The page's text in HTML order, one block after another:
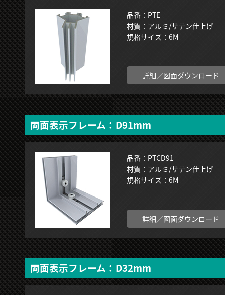
品番：PTE
材質：アルミ/サテン仕上げ
規格サイズ：6M
詳細／図面ダウンロード
両面表示フレーム：D91mm
品番：PTCD91
材質：アルミ/サテン仕上げ
規格サイズ：6M
詳細／図面ダウンロード
両面表示フレーム：D32mm